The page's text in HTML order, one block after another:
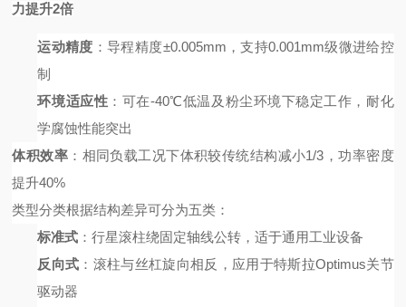
力提升2倍
运动精度 ：导程精度±0.005mm，支持0.001mm级微进给控
制
环境适应性 ：可在-40℃低温及粉尘环境下稳定工作，耐化
学腐蚀性能突出
体积效率 ：相同负载工况下体积较传统结构减小1/3，功率密度
提升40%
类型分类根据结构差异可分为五类：
标准式 ：行星滚柱绕固定轴线公转，适于通用工业设备
反向式 ：滚柱与丝杠旋向相反，应用于特斯拉Optimus关节
驱动器